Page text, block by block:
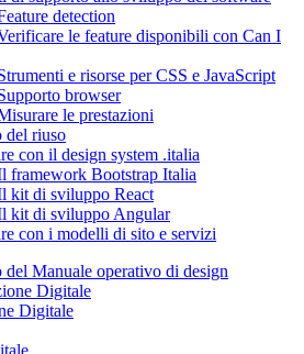
detection
le feature disponibili con Can I
e risorse per CSS e JavaScript
browser
le prestazioni
del riuso
con il design system .italia
framework Bootstrap Italia
kit di sviluppo React
kit di sviluppo Angular
con i modelli di sito e servizi
del Manuale operativo di design
Digitale